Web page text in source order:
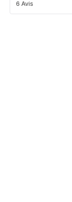
ratings.4.5
6 Avis